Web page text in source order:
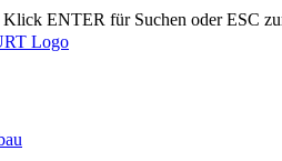
Klick ENTER für Suchen oder ESC